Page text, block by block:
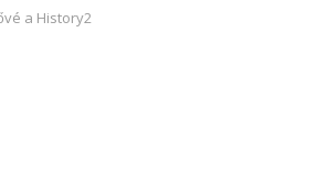
a History2